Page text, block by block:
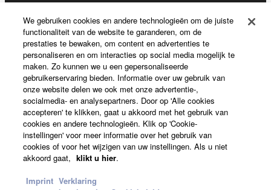
Over Yamaha
Nederland / België / Luxemburg - Dutch
Business
We gebruiken cookies en andere technologieën om de juiste
functionaliteit van de website te garanderen, om de
prestaties te bewaken, om content en advertenties te
personaliseren en om interacties op social media mogelijk te
maken. Zo kunnen we u een gepersonaliseerde
gebruikerservaring bieden. Informatie over uw gebruik van
onze website delen we ook met onze advertentie-,
socialmedia- en analysepartners. Door op 'Alle cookies
accepteren' te klikken, gaat u akkoord met het gebruik van
cookies en andere technologieën. Klik op 'Cookie-
instellingen' voor meer informatie over het gebruik van
cookies of voor het wijzigen van uw instellingen. Als u niet
akkoord gaat, klikt u hier.
Imprint Verklaring